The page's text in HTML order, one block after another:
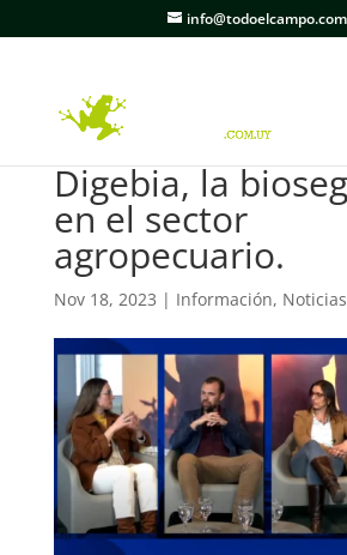
Digebia, la
en el sector
agropecuario.
Nov 18, 2023 | Información, Noticias